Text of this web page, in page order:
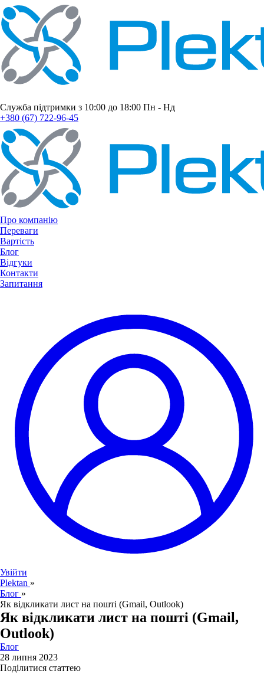
Служба підтримки з 10:00 до 18:00 Пн - Нд
+380 (67) 722-96-45
Про компанію
Переваги
Вартість
Блог
Відгуки
Контакти
Запитання
Увійти
Plektan »
Блог »
Як відкликати лист на пошті (Gmail, Outlook)
Як відкликати лист на пошті (Gmail,
Outlook)
Блог
28 липня 2023
Поділитися статтею